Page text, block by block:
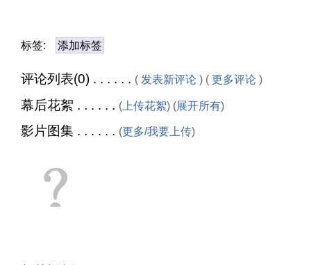
标签: 添加标签
评论列表(0) . . . . . . ( 发表新评论 ) ( 更多评论 )
幕后花絮 . . . . . . ( 上传花絮) (展开所有)
影片图集 . . . . . . (更多/我要上传)